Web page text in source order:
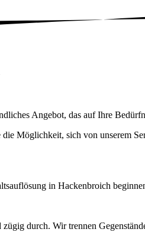
Angebot, das auf Ihre
Möglichkeit, sich von unserem
in Hackenbroich
durch. Wir trennen